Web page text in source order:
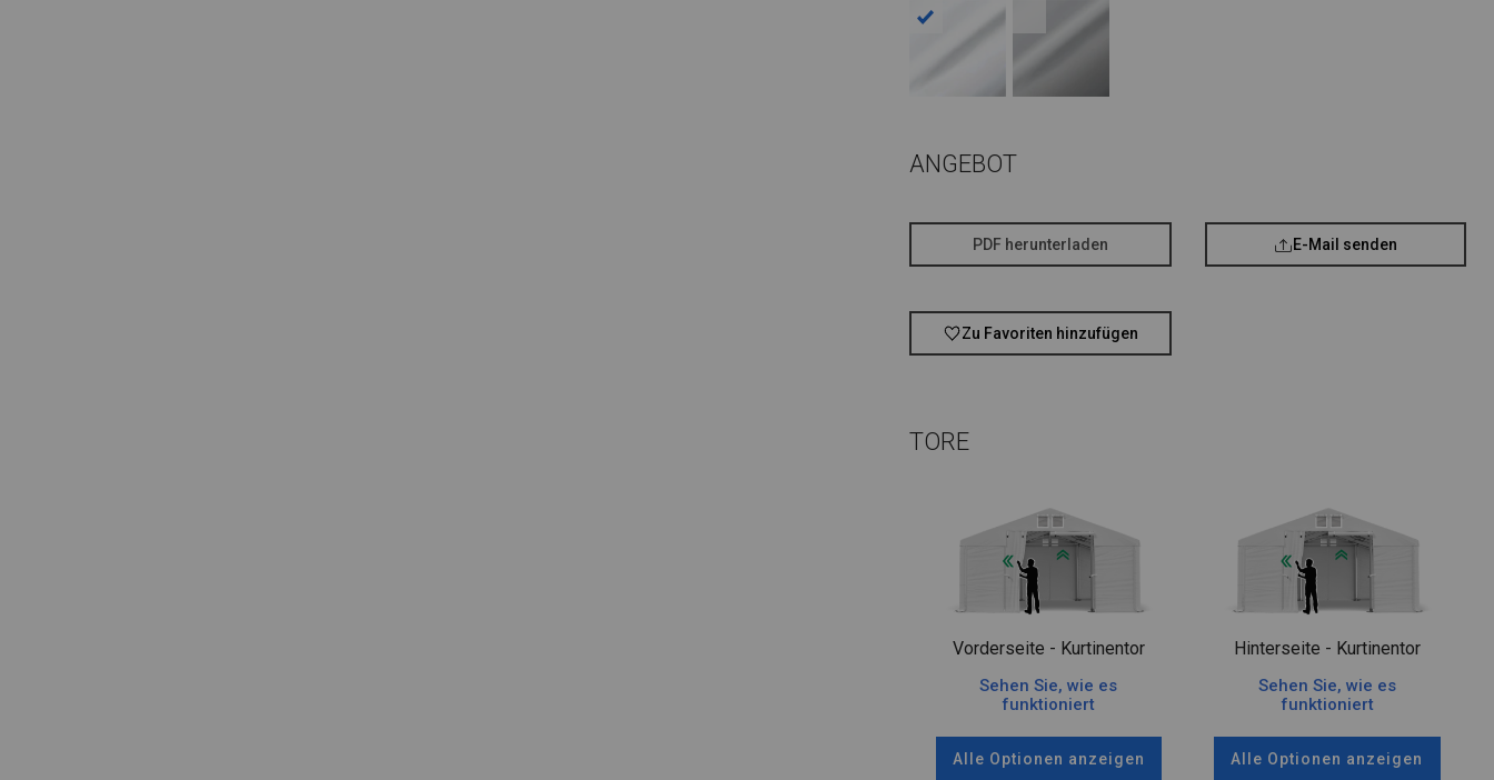
ANGEBOT
PDF herunterladen E-Mail senden
Zu Favoriten hinzufügen
TORE
Vorderseite - Kurtinentor
Sehen Sie, wie es
funktioniert
Alle Optionen anzeigen
Hinterseite - Kurtinentor
Sehen Sie, wie es
funktioniert
Alle Optionen anzeigen